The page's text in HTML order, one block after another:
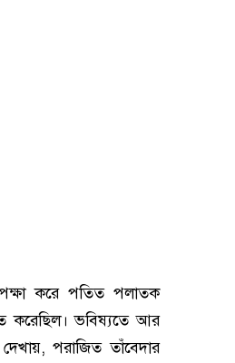
করে পতিত পলাতক
করেছিল। ভবিষ্যতে আর
পরাজিত তাঁবেদার